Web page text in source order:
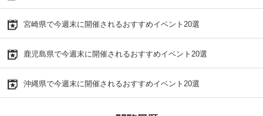
宮崎県で今週末に開催されるおすすめイベント20選
鹿児島県で今週末に開催されるおすすめイベント20選
沖縄県で今週末に開催されるおすすめイベント20選